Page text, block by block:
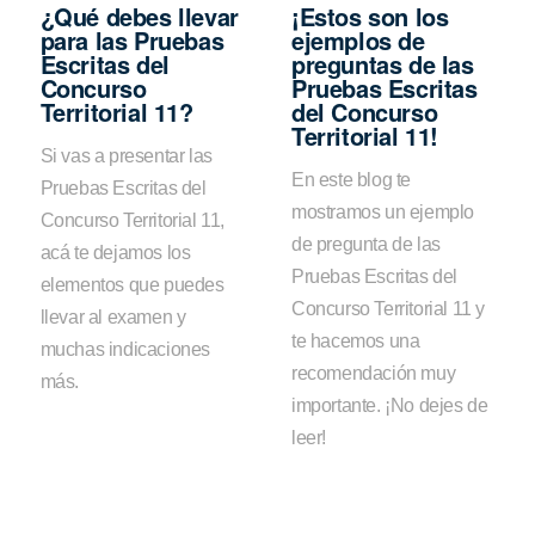
¿Qué debes llevar
para las Pruebas
Escritas del
Concurso
Territorial 11?
Si vas a presentar las
Pruebas Escritas del
Concurso Territorial 11,
acá te dejamos los
elementos que puedes
llevar al examen y
muchas indicaciones
más.
¡Estos son los
ejemplos de
preguntas de las
Pruebas Escritas
del Concurso
Territorial 11!
En este blog te
mostramos un ejemplo
de pregunta de las
Pruebas Escritas del
Concurso Territorial 11 y
te hacemos una
recomendación muy
importante. ¡No dejes de
leer!